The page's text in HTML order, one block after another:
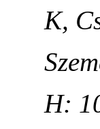
K,
H: